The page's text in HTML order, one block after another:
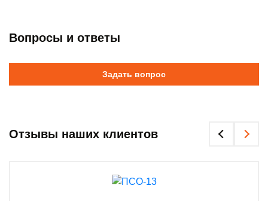
Вопросы и ответы
Задать вопрос
Отзывы наших клиентов